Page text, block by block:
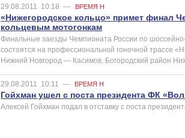
29.08.2011 10:18 — ВРЕМЯ Н
«Нижегородское кольцо» примет финал
кольцевым мотогонкам
Финальные заезды Чемпионата России по
состоятся на профессиональной гоночной трассе
Нижний Новгород — Касимов, Богородский район
29.08.2011 10:11 — ВРЕМЯ Н
Гойхман ушел с поста президента ФК
Алексей Гойхман подал в отставку с поста